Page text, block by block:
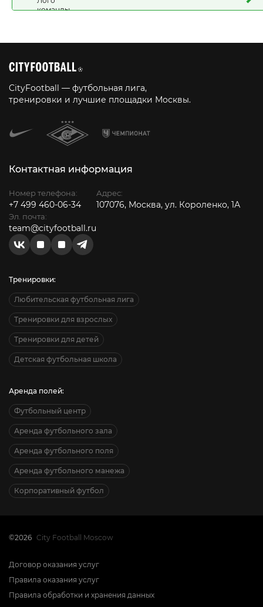
CityFootball — футбольная лига,
тренировки и лучшие площадки Москвы.
Контактная информация
Номер телефона:
+7 499 460-06-34
Эл. почта:
team@cityfootball.ru
Адрес:
107076, Москва, ул. Короленко, 1А
Тренировки:
Любительская футбольная лига
Тренировки для взрослых
Тренировки для детей
Детская футбольная школа
Аренда полей:
Футбольный центр
Аренда футбольного зала
Аренда футбольного поля
Аренда футбольного манежа
Корпоративный футбол
©2026 City Football Moscow
Договор оказания услуг
Правила оказания услуг
Правила обработки и хранения данных